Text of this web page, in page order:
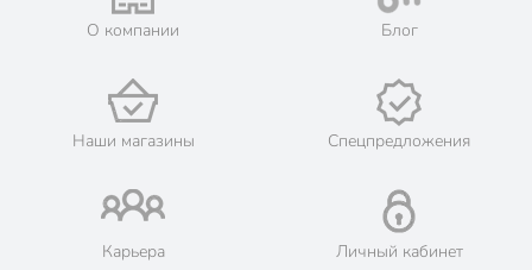
Мощность, Вт
25 Вт
200 °C
Количество режимов, шт
3 шт
Leonord
Страна производства
Китай
О компании Блог
Наши магазины Спецпредложения
Карьера Личный кабинет